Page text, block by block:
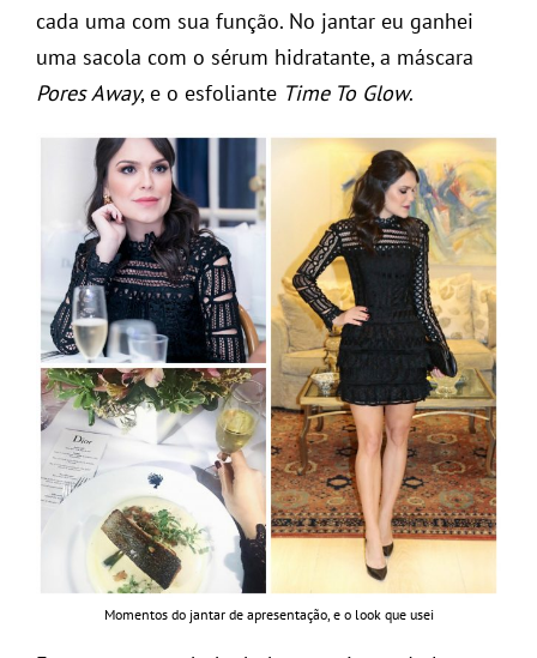
cada uma com sua função. No jantar eu ganhei
uma sacola com o sérum hidratante, a máscara
Pores Away, e o esfoliante Time To Glow.
Momentos do jantar de apresentação, e o look que usei